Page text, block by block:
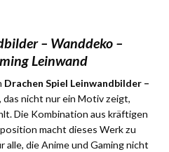
– Wanddeko –
Leinwand
Drachen Spiel Leinwandbilder –
das nicht nur ein Motiv zeigt,
Die Kombination aus kräftigen
macht dieses Werk zu
die Anime und Gaming nicht